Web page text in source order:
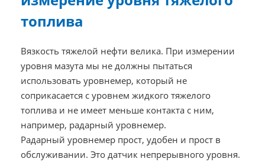
топлива
Вязкость тяжелой нефти велика. При измерении
уровня мазута мы не должны пытаться
использовать уровнемер, который не
соприкасается с уровнем жидкого тяжелого
топлива и не имеет меньше контакта с ним,
например, радарный уровнемер.
Радарный уровнемер прост, удобен и прост в
обслуживании. Это датчик непрерывного уровня.